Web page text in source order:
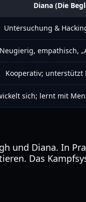
Diana (Die
Untersuchung &
Neugierig, empathisch,
Kooperativ; unterstützt
sich; lernt mit
und Diana. In
Das